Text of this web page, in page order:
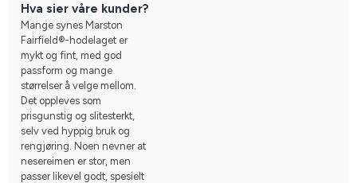
Hva sier våre kunder?
Mange synes Marston
Fairfield®-hodelaget er
mykt og fint, med god
passform og mange
størrelser å velge mellom.
Det oppleves som
prisgunstig og slitesterkt,
selv ved hyppig bruk og
rengjøring. Noen nevner at
nesereimen er stor, men
passer likevel godt, spesielt